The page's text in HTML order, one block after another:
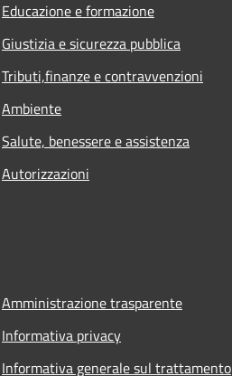
Educazione e formazione
Giustizia e sicurezza pubblica
Tributi,finanze e contravvenzioni
Ambiente
Salute, benessere e assistenza
Autorizzazioni
Amministrazione trasparente
Informativa privacy
Informativa generale sul trattamento